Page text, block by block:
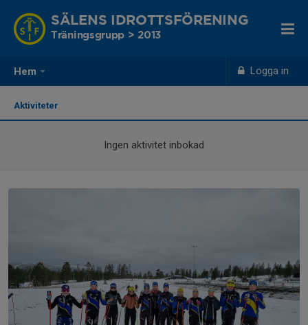
Hem Logga in
SÄLENS IDROTTSFÖRENING
Träningsgrupp > 2013
Aktiviteter
Ingen aktivitet inbokad